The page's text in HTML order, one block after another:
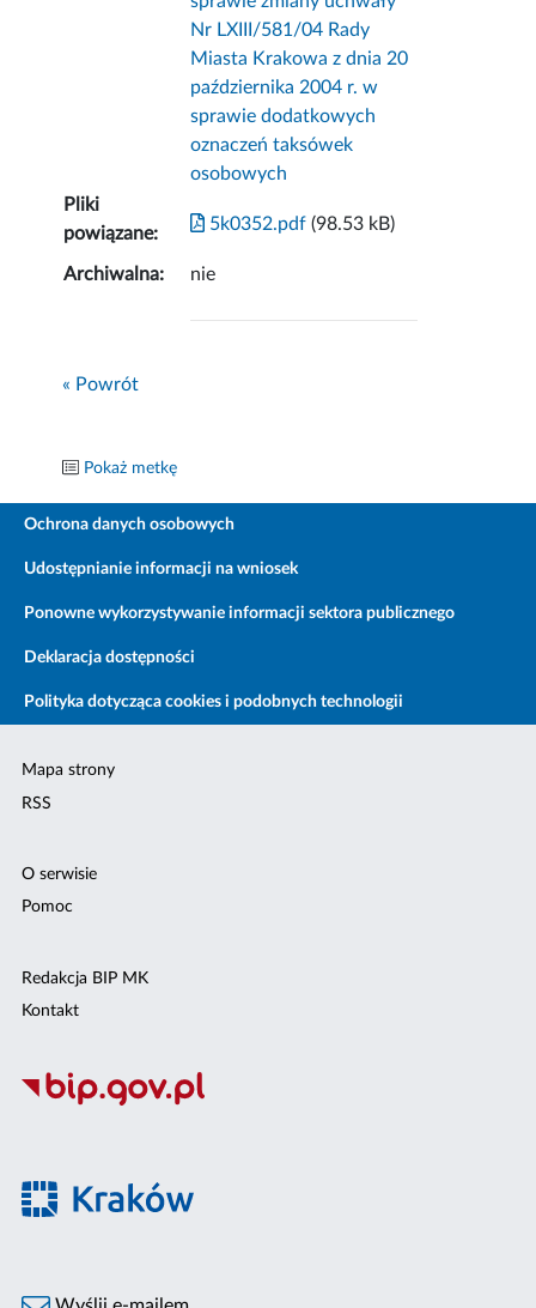
Nr LXIII/581/04 Rady
Miasta Krakowa z dnia 20
października 2004 r. w
sprawie dodatkowych
oznaczeń taksówek
osobowych
Pliki
powiązane:
5k0352.pdf (98.53 kB)
Archiwalna: nie
« Powrót
Pokaż metkę
Ochrona danych osobowych
Udostępnianie informacji na wniosek
Ponowne wykorzystywanie informacji sektora publicznego
Deklaracja dostępności
Polityka dotycząca cookies i podobnych technologii
Mapa strony
RSS
O serwisie
Pomoc
Redakcja BIP MK
Kontakt